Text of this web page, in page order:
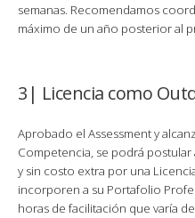
semanas. Recomendamos
máximo de un año posterior al
3| Licencia como
Aprobado el Assessment y
Competencia, se podrá
y sin costo extra por una
incorporen a su Portafolio
horas de facilitación que varía